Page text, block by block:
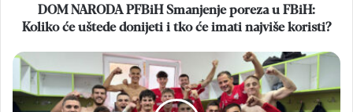
uštede
donijeti
tko
će
imati
najviše
DOM NARODA PFBiH Smanjenje poreza u FBiH:
Koliko će uštede donijeti i tko će imati najviše koristi?
HNK
BROTNJO
Brotnjo
deklasiralo